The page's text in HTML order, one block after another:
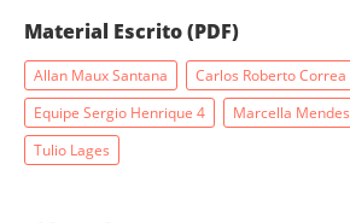
Material Escrito (PDF)
Allan Maux Santana Carlos Roberto Correa
Equipe Sergio Henrique 4
Marcella Mendes
Tulio Lages